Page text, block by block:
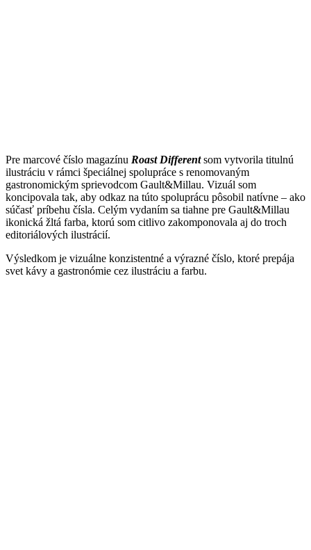
Pre marcové číslo magazínu Roast Differentsom vytvorila titulnú
ilustráciu v rámci špeciálnej spolupráce s renomovaným
gastronomickým sprievodcom Gault&Millau. Vizuál som
koncipovala tak, aby odkaz na túto spoluprácu pôsobil natívne – ako
súčasť príbehu čísla. Celým vydaním sa tiahne pre Gault&Millau
ikonická žltá farba, ktorú som citlivo zakomponovala aj do troch
editoriálových ilustrácií.
Výsledkom je vizuálne konzistentné a výrazné číslo, ktoré prepája
svet kávy a gastronómie cez ilustráciu a farbu.